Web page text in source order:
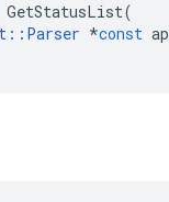
GetStatusList(
:: Parser *const